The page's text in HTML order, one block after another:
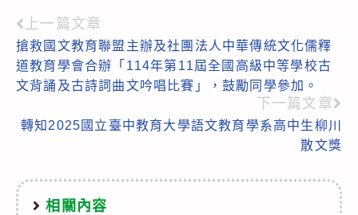
Read
more
articles
上一篇文章
搶救國文教育聯盟主辦及社團法人中華傳統文化儒釋
道教育學會合辦「114年第11屆全國高級中等學校古
文背誦及古詩詞曲文吟唱比賽」，鼓勵同學參加。
下一篇文章
轉知2025國立臺中教育大學語文教育學系高中生柳川
散文獎
相關內容